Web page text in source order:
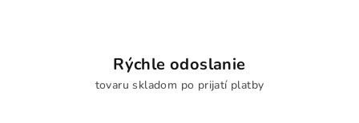
Rýchle odoslanie
tovaru skladom po prijatí platby